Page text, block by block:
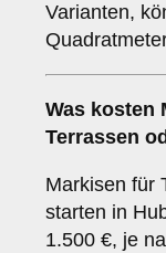
Varianten,
Was kosten
Terrassen
Markisen für
starten in
1.500 €, je